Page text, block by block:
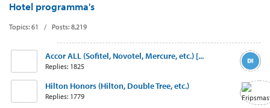
Hotel programma's
Topics: 61 / Posts: 8,219
Accor ALL (Sofitel, Novotel, Mercure, etc.) [...
Replies: 1825
Hilton Honors (Hilton, Double Tree, etc.)
Replies: 1779